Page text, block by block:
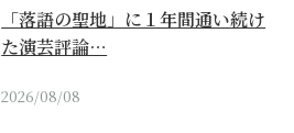
「落語の聖地」に１年間通い続け
た演芸評論…
2026/08/08